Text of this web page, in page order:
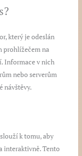
který je odeslán
prohlížečem na
Informace v nich
nebo serverům
návštěvy.
k tomu, aby
interaktivně. Tento